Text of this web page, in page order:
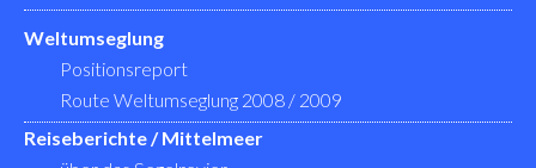
Weltumseglung
Positionsreport
Route Weltumseglung 2008 / 2009
Reiseberichte / Mittelmeer